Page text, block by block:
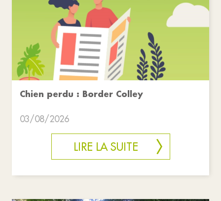
Chien perdu : Border Colley
03/08/2026
LIRE LA SUITE